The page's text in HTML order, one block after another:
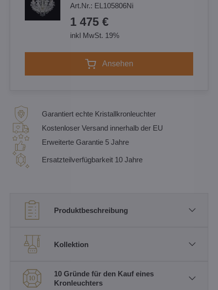
Art.Nr.: EL105806Ni
1 475 €
inkl MwSt. 19%
Ansehen
Garantiert echte Kristallkronleuchter
Kostenloser Versand innerhalb der EU
Erweiterte Garantie 5 Jahre
Ersatzteilverfügbarkeit 10 Jahre
Produktbeschreibung
Kollektion
10 Gründe für den Kauf eines
Kronleuchters